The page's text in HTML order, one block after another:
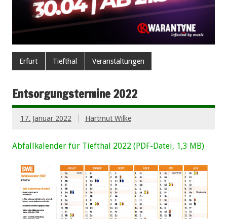
Erfurt Tiefthal Veranstaltungen
Entsorgungstermine 2022
17. Januar 2022 Hartmut Wilke
Abfallkalender für Tiefthal 2022 (PDF-Datei, 1,3 MB)